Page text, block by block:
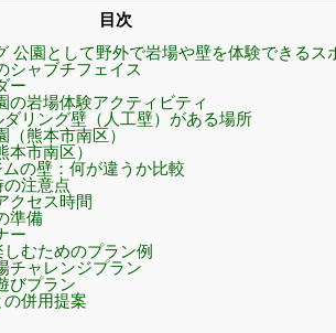
目次
公園として野外で岩場や壁を体験できるス
シャブチフェイス
ー
の岩場体験アクティビティ
リング壁（人工壁）がある場所
（熊本市南区）
本市南区）
の壁：何が違うか比較
注意点
クセス時間
準備
ー
むためのプラン例
チャレンジプラン
びプラン
併用提案